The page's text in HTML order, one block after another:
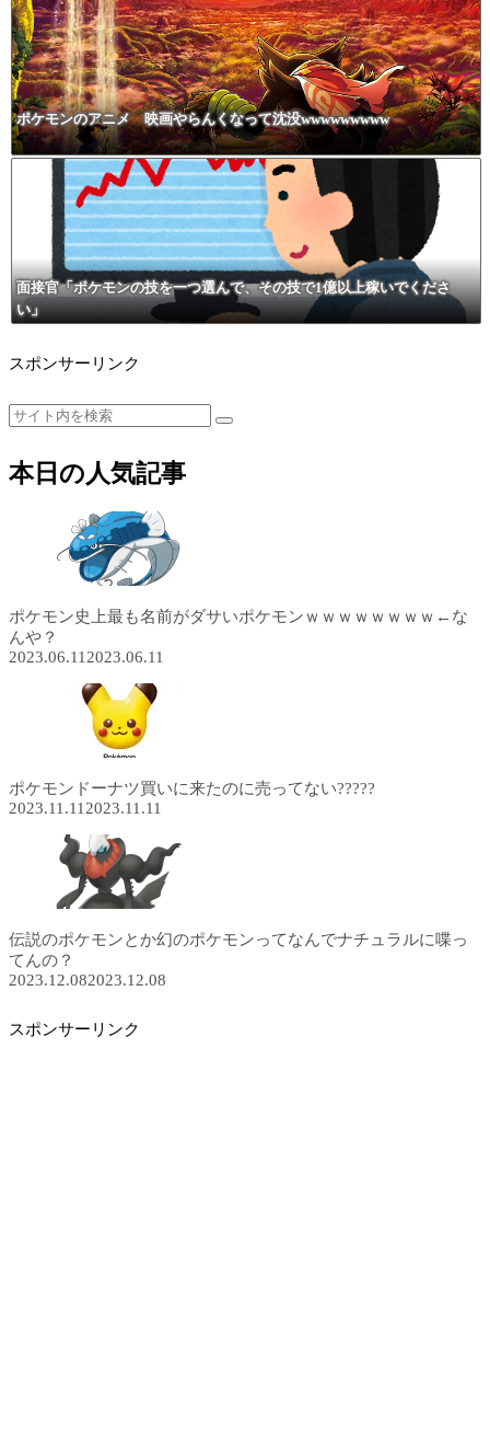
ポケモンのアニメ 映画やらんくなって沈没wwwwwwwww
面接官「ポケモンの技を一つ選んで、その技で1億以上稼いでくださ
い」
スポンサーリンク
本日の人気記事
ポケモン史上最も名前がダサいポケモンｗｗｗｗｗｗｗｗ←な
んや？
2023.06.11 2023.06.11
ポケモンドーナツ買いに来たのに売ってない?????
2023.11.11 2023.11.11
伝説のポケモンとか幻のポケモンってなんでナチュラルに喋っ
てんの？
2023.12.082023.12.08
スポンサーリンク